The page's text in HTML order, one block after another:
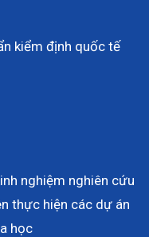
kiểm định quốc tế
nghiệm nghiên cứu
thực hiện các dự án
học